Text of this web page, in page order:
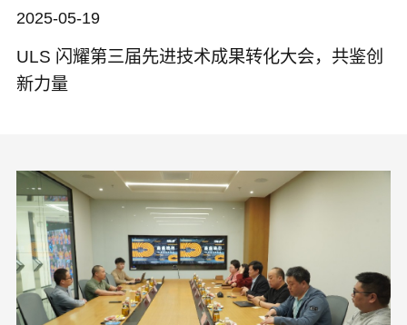
2025-05-19
ULS 闪耀第三届先进技术成果转化大会，共鉴创
新力量